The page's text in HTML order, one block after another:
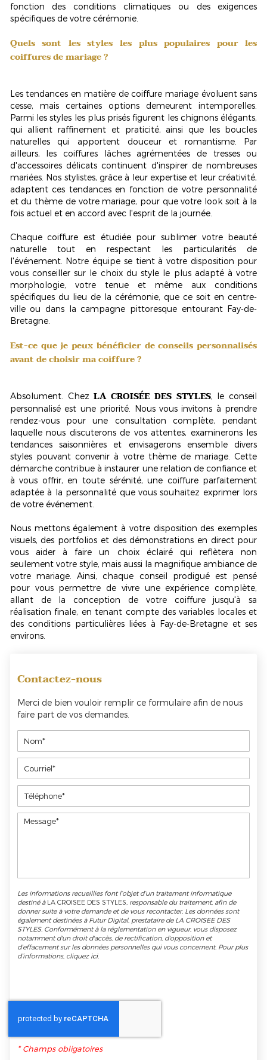
fonction des conditions climatiques ou des exigences
spécifiques de votre cérémonie.
Quels sont les styles les plus populaires pour les
coiffures de mariage ?
Les tendances en matière de coiffure mariage évoluent sans
cesse, mais certaines options demeurent intemporelles.
Parmi les styles les plus prisés figurent les chignons élégants,
qui allient raffinement et praticité, ainsi que les boucles
naturelles qui apportent douceur et romantisme. Par
ailleurs, les coiffures lâches agrémentées de tresses ou
d'accessoires délicats continuent d'inspirer de nombreuses
mariées. Nos stylistes, grâce à leur expertise et leur créativité,
adaptent ces tendances en fonction de votre personnalité
et du thème de votre mariage, pour que votre look soit à la
fois actuel et en accord avec l'esprit de la journée.
Chaque coiffure est étudiée pour sublimer votre beauté
naturelle tout en respectant les particularités de
l'événement. Notre équipe se tient à votre disposition pour
vous conseiller sur le choix du style le plus adapté à votre
morphologie, votre tenue et même aux conditions
spécifiques du lieu de la cérémonie, que ce soit en centre-
ville ou dans la campagne pittoresque entourant Fay-de-
Bretagne.
Est-ce que je peux bénéficier de conseils personnalisés
avant de choisir ma coiffure ?
Absolument. ChezLA CROISÉE DES STYLES, le conseil
personnalisé est une priorité. Nous vous invitons à prendre
rendez-vous pour une consultation complète, pendant
laquelle nous discuterons de vos attentes, examinerons les
tendances saisonnières et envisagerons ensemble divers
styles pouvant convenir à votre thème de mariage. Cette
démarche contribue à instaurer une relation de confiance et
à vous offrir, en toute sérénité, une coiffure parfaitement
adaptée à la personnalité que vous souhaitez exprimer lors
de votre événement.
Nous mettons également à votre disposition des exemples
visuels, des portfolios et des démonstrations en direct pour
vous aider à faire un choix éclairé qui reflètera non
seulement votre style, mais aussi la magnifique ambiance de
votre mariage. Ainsi, chaque conseil prodigué est pensé
pour vous permettre de vivre une expérience complète,
allant de la conception de votre coiffure jusqu'à sa
réalisation finale, en tenant compte des variables locales et
des conditions particulières liées à Fay-de-Bretagne et ses
environs.
Contactez-nous
Merci de bien vouloir remplir ce formulaire afin de nous
faire part de vos demandes.
Les informations recueillies font l’objet d’un traitement informatique
destiné àLA CROISEE DES STYLES , responsable du traitement, afin de
donner suite à votre demande et de vous recontacter. Les données sont
également destinées à Futur Digital, prestataire de LA CROISEE DES
STYLES. Conformément à la réglementation en vigueur, vous disposez
notamment d'un droit d'accès, de rectification, d'opposition et
d'effacement sur les données personnelles qui vous concernent. Pour plus
d’informations, cliquez ici.
*Champs obligatoires